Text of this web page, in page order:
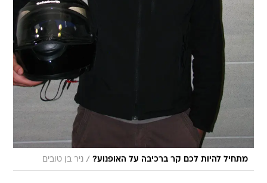
מתחיל להיות לכם קר ברכיבה על האופנוע? / ניר בן טובים